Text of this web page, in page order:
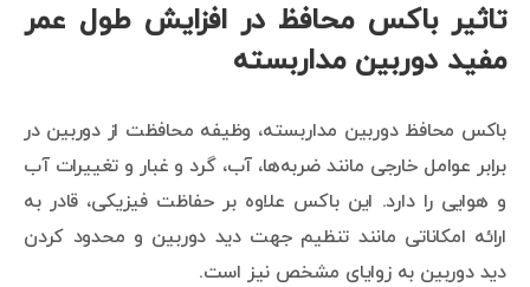
تاثیر باکس محافظ در افزایش طول عمر
مفید دوربین مداربسته
باکس محافظ دوربین مداربسته، وظیفه محافظت از دوربین در
برابر عوامل خارجی مانند ضربه‌ها، آب، گرد و غبار و تغییرات آب
و هوایی را دارد. این باکس علاوه بر حفاظت فیزیکی، قادر به
ارائه امکاناتی مانند تنظیم جهت دید دوربین و محدود کردن
دید دوربین به زوایای مشخص نیز است.